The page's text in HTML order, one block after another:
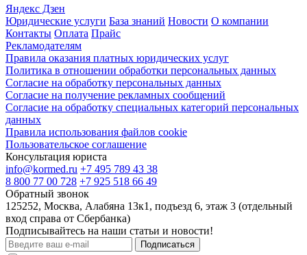
Яндекс Дзен
Юридические услуги База знаний Новости О компании
Контакты Оплата Прайс
Рекламодателям
Правила оказания платных юридических услуг
Политика в отношении обработки персональных данных
Согласие на обработку персональных данных
Согласие на получение рекламных сообщений
Согласие на обработку специальных категорий персональных
данных
Правила использования файлов cookie
Пользовательское соглашение
Консультация юриста
info@kormed.ru +7 495 789 43 38
8 800 77 00 728 +7 925 518 66 49
Обратный звонок
125252, Москва, Алабяна 13к1, подъезд 6, этаж 3 (отдельный
вход справа от Сбербанка)
Подписывайтесь на наши статьи и новости!
Подписаться